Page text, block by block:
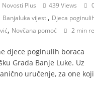
Novosti Plus 439 Views
Banjaluka vijesti, Djeca
, Novčana pomoć 2 min
djece poginulih boraca
Grada Banje Luke. Uz
uručenje, za one koji